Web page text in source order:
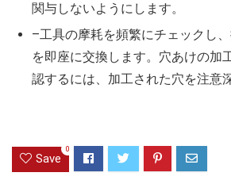
関与しないようにします。
–工具の摩耗を頻繁にチェックし
を即座に交換します。穴あけの加
認するには、加工された穴を注意
Save
0